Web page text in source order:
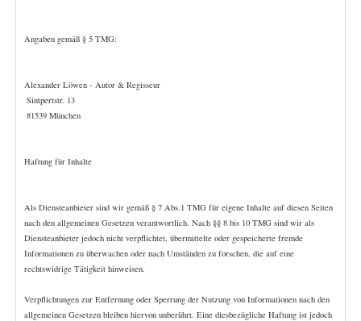
Angaben gemäß § 5 TMG:
Alexander Löwen - Autor & Regisseur
Sintpertstr. 13
81539 München
Haftung für Inhalte
Als Diensteanbieter sind wir gemäß § 7 Abs.1 TMG für eigene Inhalte auf diesen Seiten
nach den allgemeinen Gesetzen verantwortlich. Nach §§ 8 bis 10 TMG sind wir als
Diensteanbieter jedoch nicht verpflichtet, übermittelte oder gespeicherte fremde
Informationen zu überwachen oder nach Umständen zu forschen, die auf eine
rechtswidrige Tätigkeit hinweisen.
Verpflichtungen zur Entfernung oder Sperrung der Nutzung von Informationen nach den
allgemeinen Gesetzen bleiben hiervon unberührt. Eine diesbezügliche Haftung ist jedoch